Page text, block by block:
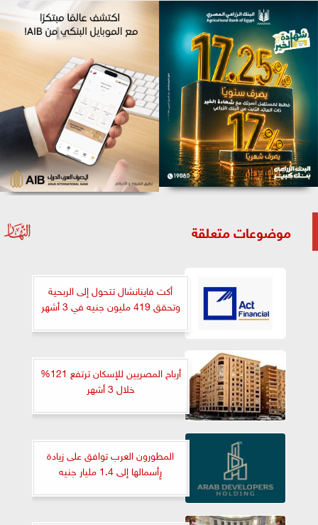
موضوعات متعلقة
أكت فاينانشال تتحول إلى الربحية
وتحقق 419 مليون جنيه في 3 أشهر
أرباح المصريين للإسكان ترتفع 121%
خلال 3 أشهر
المطورون العرب توافق على زيادة
رٍأسمالها إلى 1.4 مليار جنيه